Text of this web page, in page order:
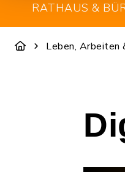
RATHAUS &
Leben, Arbeiten